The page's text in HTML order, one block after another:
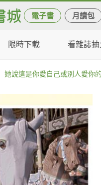
電子書 月讀包
限時下載 看雜誌
她說這是你愛自己或別人愛你